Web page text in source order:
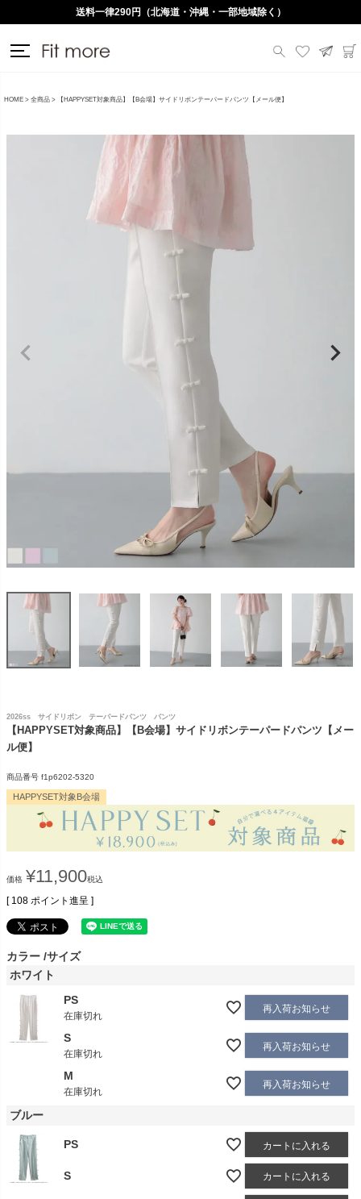
送料一律290円（北海道・沖縄・一部地域除く）
HOME 全商品 【HAPPYSET対象商品】【B会場】サイドリボンテーパードパンツ【メール便】
2026ss サイドリボン テーパードパンツ パンツ
【HAPPYSET対象商品】【B会場】サイドリボンテーパードパンツ【メー
ル便】
商品番号 f1p6202-5320
HAPPYSET対象B会場
価格 ¥11,900税込
[ 108 ポイント進呈 ]
カラー サイズ
ホワイト
PS
在庫切れ
再入荷お知らせ
S
在庫切れ
再入荷お知らせ
M
在庫切れ
再入荷お知らせ
ブルー
PS カートに入れる
S カートに入れる